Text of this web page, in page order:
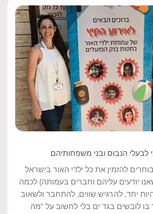
לבעלי הנבוס ובני משפחותיהם
להזמין את כל ילדי האור בישראל
שאנו יודעים עליהם וחברים בעמותה) לכמה
יחד, להרגיש שווים, להתחבר ולשאוב
בו לובשים בגד ים בלי לחשוב על "מה